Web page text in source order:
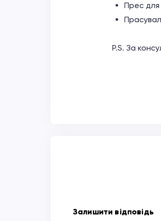
Прес для
P.S. За
Залишити відповідь